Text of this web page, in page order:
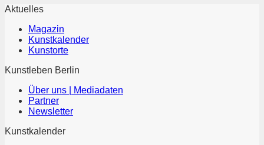
Aktuelles
Magazin
Kunstkalender
Kunstorte
Kunstleben Berlin
Über uns | Mediadaten
Partner
Newsletter
Kunstkalender